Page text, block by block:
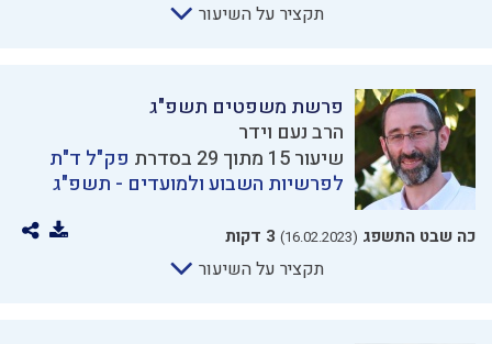
תקציר על השיעור
פרשת משפטים תשפ"ג
הרב נעם וידר
שיעור 15 מתוך 29 בסדרת
פק"ל ד"ת
לפרשיות השבוע ולמועדים - תשפ"ג
כה שבט התשפג (16.02.2023) 3 דקות
תקציר על השיעור